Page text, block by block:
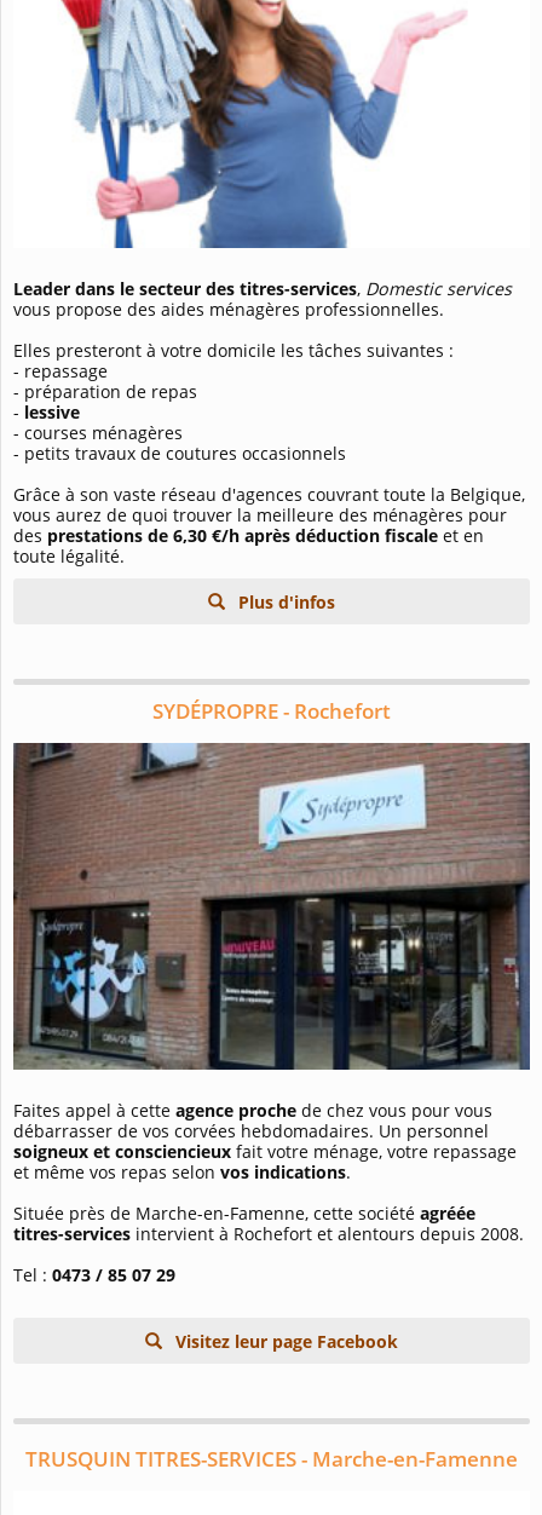
Leader dans le secteur des titres-services, Domestic services
vous propose des aides ménagères professionnelles.
Elles presteront à votre domicile les tâches suivantes :
- repassage
- préparation de repas
- lessive
- courses ménagères
- petits travaux de coutures occasionnels
Grâce à son vaste réseau d'agences couvrant toute la Belgique,
vous aurez de quoi trouver la meilleure des ménagères pour
des prestations de 6,30 €/h après déduction fiscale et en
toute légalité.
Plus d'infos
SYDÉPROPRE - Rochefort
Faites appel à cette agence proche de chez vous pour vous
débarrasser de vos corvées hebdomadaires. Un personnel
soigneux et consciencieux fait votre ménage, votre repassage
et même vos repas selon vos indications.
Située près de Marche-en-Famenne, cette société agréée
titres-services intervient à Rochefort et alentours depuis 2008.
Tel : 0473 / 85 07 29
Visitez leur page Facebook
TRUSQUIN TITRES-SERVICES - Marche-en-Famenne